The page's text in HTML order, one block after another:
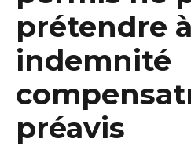
prétendre
indemnité
préavis